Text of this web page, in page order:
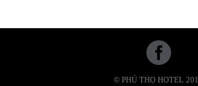
© PHÚ THỌ HOTEL